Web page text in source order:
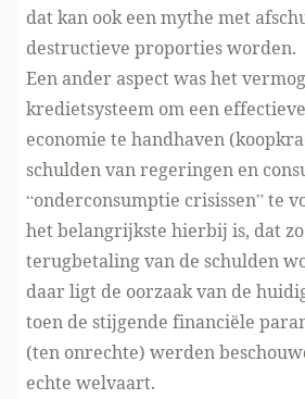
dat kan ook een mythe met
destructieve proporties worden.
Een ander aspect was het
kredietsysteem om een
economie te handhaven
schulden van regeringen en
“onderconsumptie crisissen” te
het belangrijkste hierbij is, dat
terugbetaling van de schulden
daar ligt de oorzaak van de
toen de stijgende financiële
(ten onrechte) werden
echte welvaart.